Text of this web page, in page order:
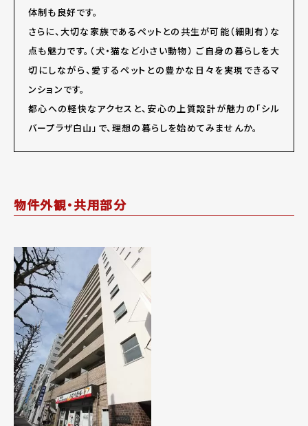
体制も良好です。
さらに、大切な家族であるペットとの共生が可能（細則有）な
点も魅力です。（犬・猫など小さい動物） ご自身の暮らしを大
切にしながら、愛するペットとの豊かな日々を実現できるマ
ンションです。
都心への軽快なアクセスと、安心の上質設計が魅力の「シル
バープラザ白山」で、理想の暮らしを始めてみませんか。
物件外観・共用部分